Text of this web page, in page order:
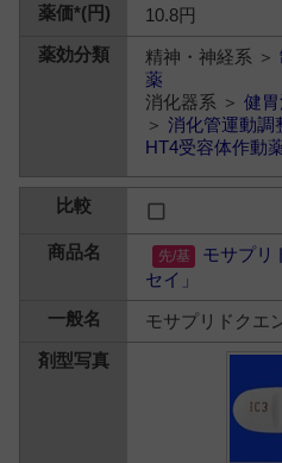
10.8円
精神・神経系 ＞
薬
消化器系 ＞健
＞消化管運動調
HT4受容体作動
モサプリ
セイ」
モサプリドクエ